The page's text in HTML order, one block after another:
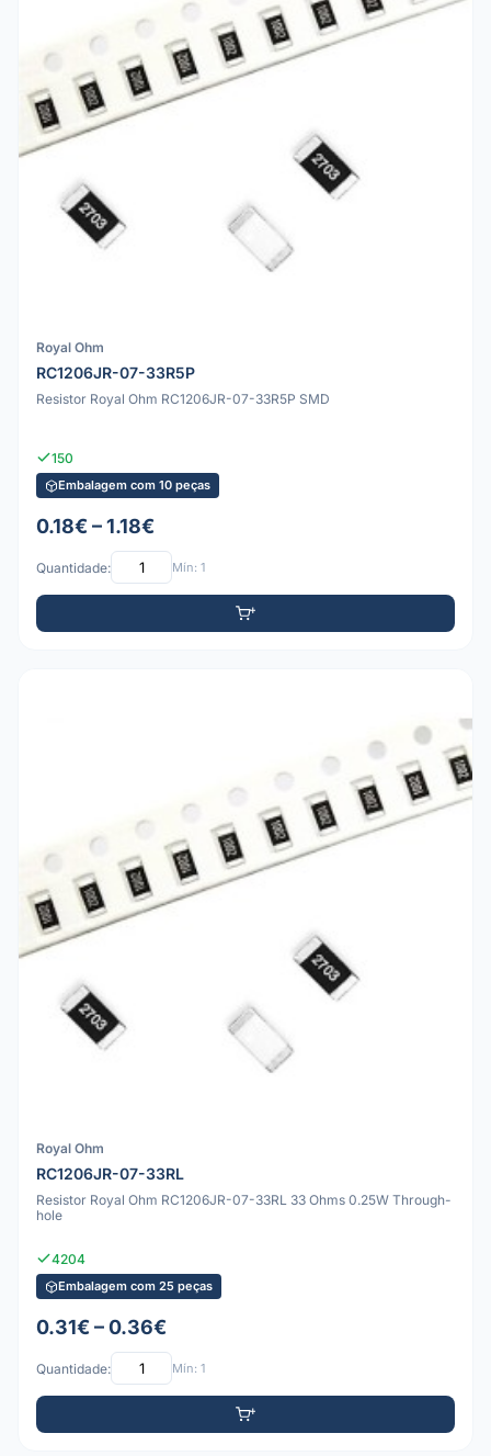
Royal Ohm
RC1206JR-07-33R5P
Resistor Royal Ohm RC1206JR-07-33R5P SMD
150
Embalagem com 10 peças
0.18€ – 1.18€
Quantidade: Mín: 1
Royal Ohm
RC1206JR-07-33RL
Resistor Royal Ohm RC1206JR-07-33RL 33 Ohms 0.25W Through-
hole
4204
Embalagem com 25 peças
0.31€ – 0.36€
Quantidade: Mín: 1